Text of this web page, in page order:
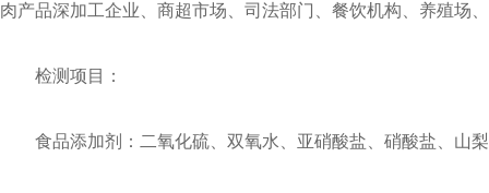
肉产品深加工企业、商超市场、司法部门、餐饮机构、养殖场
检测项目：
食品添加剂：二氧化硫、双氧水、亚硝酸盐、硝酸盐、山梨